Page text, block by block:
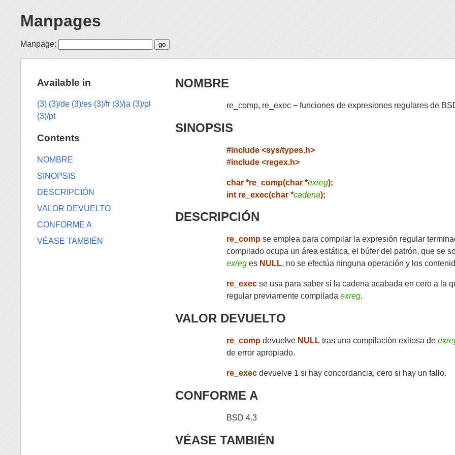
Manpages
Manpage:
NOMBRE
re_comp, re_exec − funciones de expresiones regulares de
SINOPSIS
#include <sys/types.h>
#include <regex.h>
char *re_comp(char *exreg);
int re_exec(char *cadena);
DESCRIPCIÓN
re_comp se emplea para compilar la expresión regular
compilado ocupa un área estática, el búfer del patrón, que se
exreg es NULL, no se efectúa ninguna operación y los
re_exec se usa para saber si la cadena acabada en cero a la
regular previamente compiladaexreg.
VALOR DEVUELTO
re_comp devuelve NULL tras una compilación exitosa de
de error apropiado.
re_exec devuelve 1 si hay concordancia, cero si hay un fallo.
CONFORME A
BSD 4.3
VÉASE TAMBIÉN
Available in
(3) (3)/de (3)/es (3)/fr (3)/ja (3)/pl
(3)/pt
Contents
NOMBRE
SINOPSIS
DESCRIPCIÓN
VALOR DEVUELTO
CONFORME A
VÉASE TAMBIÉN